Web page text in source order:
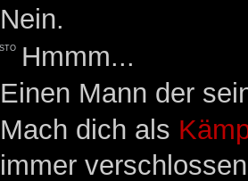
Nein.
Hmmm...
Einen Mann der
Mach dich als
immer